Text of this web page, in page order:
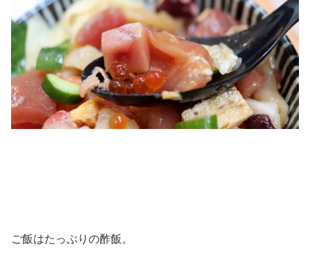
ご飯はたっぷりの酢飯。